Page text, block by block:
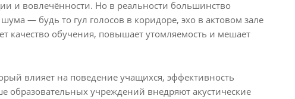
и вовлечённости. Но в реальности большинство
— будь то гул голосов в коридоре, эхо в актовом зале
качество обучения, повышает утомляемость и мешает
влияет на поведение учащихся, эффективность
образовательных учреждений внедряют акустические